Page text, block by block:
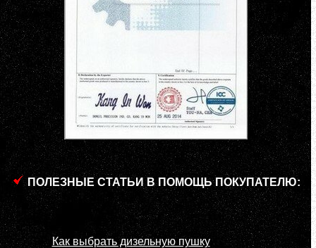
ПОЛЕЗНЫЕ СТАТЬИ В ПОМОЩЬ ПОКУПАТЕЛЮ:
Как выбрать дизельную пушку